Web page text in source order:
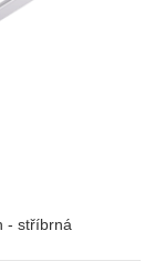
- stříbrná